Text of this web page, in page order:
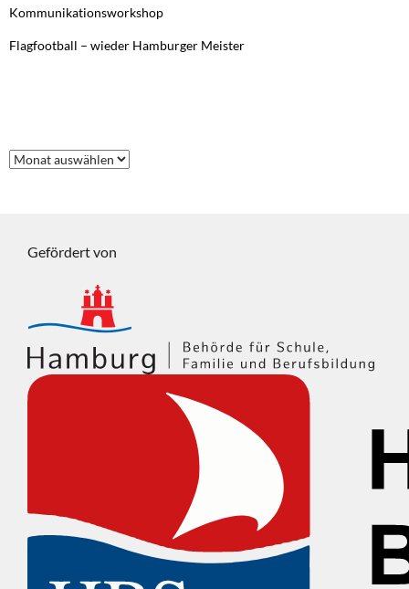
Kommunikationsworkshop
Flagfootball – wieder Hamburger Meister
Frühere
Beiträge
Gefördert von